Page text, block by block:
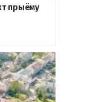
прыёму